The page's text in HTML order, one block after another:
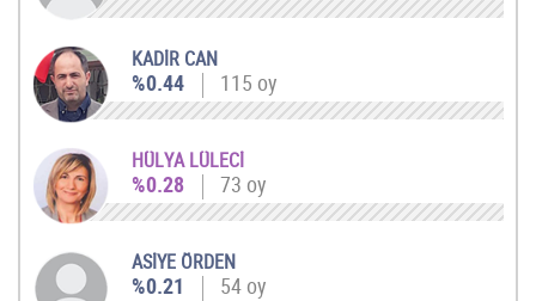
KADİR CAN
%0.44 115 oy
HÜLYA LÜLECİ
%0.28 73 oy
ASİYE ÖRDEN
%0.21 54 oy